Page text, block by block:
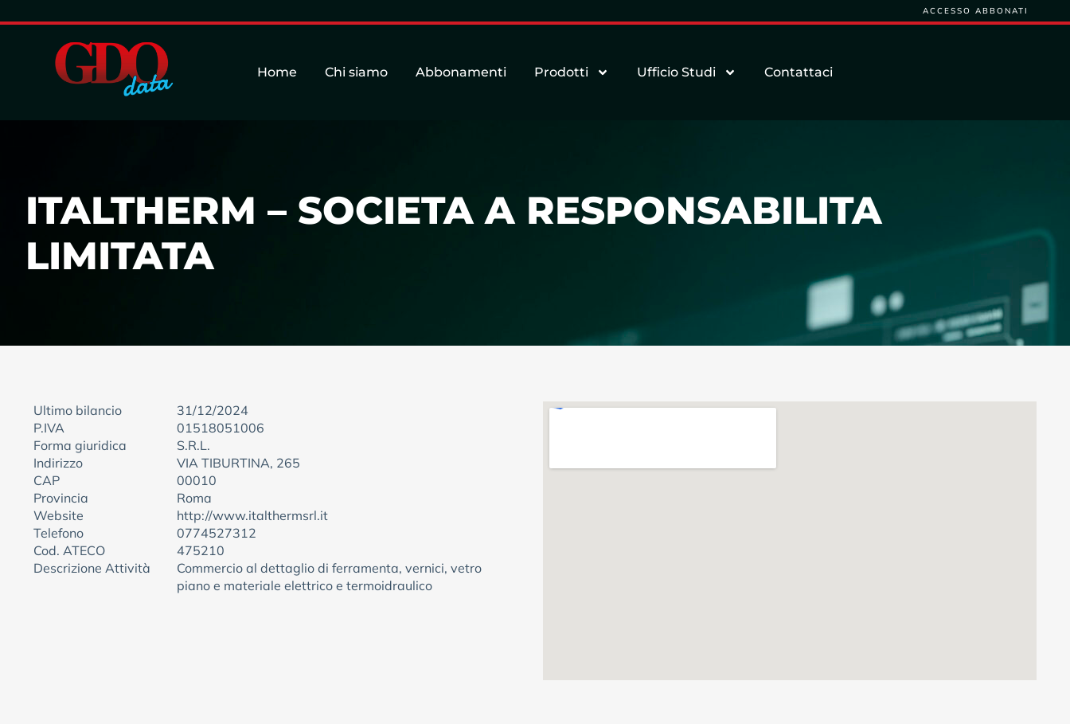
ACCESSO ABBONATI
Home Chi siamo Abbonamenti Prodotti Ufficio Studi Contattaci
ITALTHERM – SOCIETA A RESPONSABILITA
LIMITATA
Ultimo bilancio
31/12/2024
P.IVA
01518051006
Forma giuridica
S.R.L.
Indirizzo
VIA TIBURTINA, 265
CAP
00010
Provincia
Roma
Website
http://www.italthermsrl.it
Telefono
0774527312
Cod. ATECO
475210
Descrizione Attività
Commercio al dettaglio di ferramenta, vernici, vetro
piano e materiale elettrico e termoidraulico